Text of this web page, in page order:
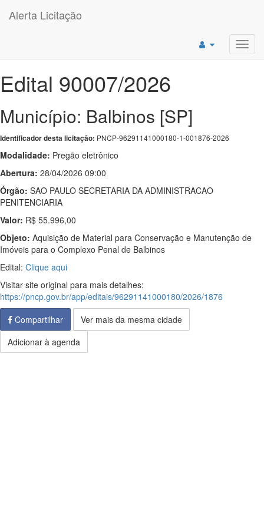
Alerta Licitação
Edital 90007/2026
Município: Balbinos [SP]
Identificador desta licitação: PNCP-96291141000180-1-001876-2026
Modalidade: Pregão eletrônico
Abertura: 28/04/2026 09:00
Órgão: SAO PAULO SECRETARIA DA ADMINISTRACAO
PENITENCIARIA
Valor: R$ 55.996,00
Objeto: Aquisição de Material para Conservação e Manutenção de
Imóveis para o Complexo Penal de Balbinos
Edital: Clique aqui
Visitar site original para mais detalhes:
https://pncp.gov.br/app/editais/96291141000180/2026/1876
Compartilhar
Ver mais da mesma cidade
Adicionar à agenda